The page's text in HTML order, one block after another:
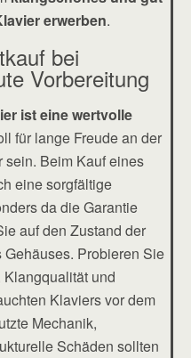
erwerben.
bei
Vorbereitung
ist eine wertvolle
für lange Freude an der
sein. Beim Kauf eines
eine sorgfältige
da die Garantie
auf den Zustand der
Gehäuses. Probieren Sie
und
Klaviers vor dem
Mechanik,
Schäden sollten